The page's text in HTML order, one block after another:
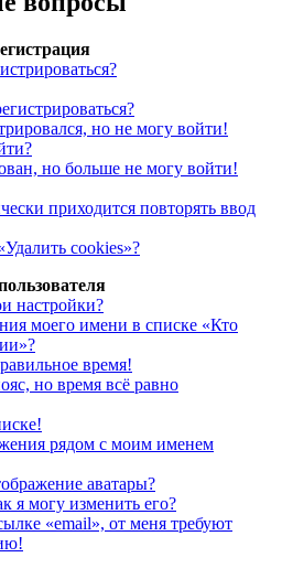
но не могу войти!
но больше не могу войти!
приходится повторять ввод
cookies»?
настройки?
моего имени в списке «Кто
время!
но время всё равно
рядом с моим именем
аватары?
я могу изменить его?
«email», от меня требуют